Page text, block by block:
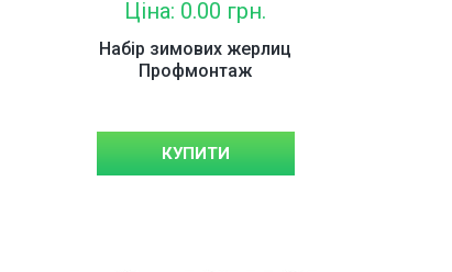
Ціна: 0.00 грн.
Набір зимових жерлиц
Профмонтаж
КУПИТИ